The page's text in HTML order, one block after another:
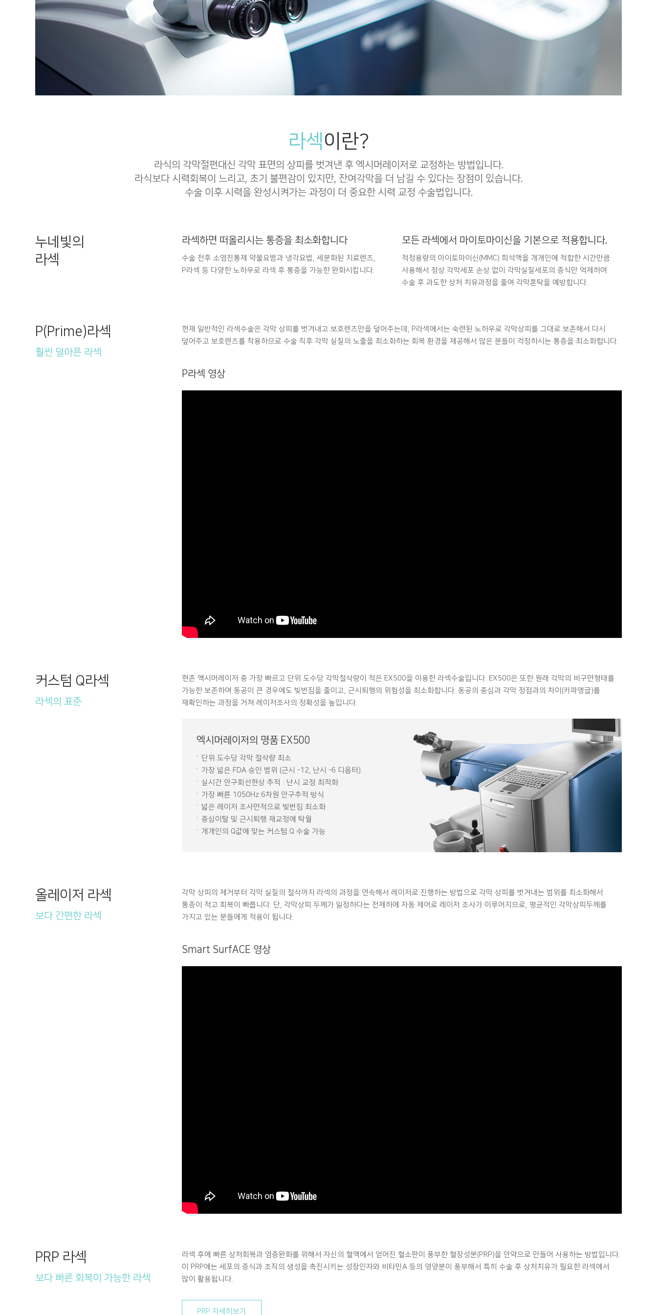
라섹이란?
라식의 각막절편대신 각막 표면의 상피를 벗겨낸 후 엑시머레이저로 교정하는 방법입니다.
라식보다 시력회복이 느리고, 초기 불편감이 있지만, 잔여각막을 더 남길 수 있다는 장점이 있습니다.
수술 이후 시력을 완성시켜가는 과정이 더 중요한 시력 교정 수술법입니다.
누네빛의
라섹
라섹하면 떠올리시는 통증을 최소화합니다
수술 전후 소염진통제 약물요범과 냉각요법, 세분화된 치료렌즈,
P라섹 등 다양한 노하우로 라섹 후 통증을 가능한 완화시킵니다.
모든 라섹에서 마이토마이신을 기본으로 적용합니다.
적정용량의 마이토마이신(MMC) 희석액을 개개인에 적합한 시간만큼
사용해서 정상 각막세포 손상 없이 각막실질세포의 증식만 억제하여
수술 후 과도한 상처 치유과정을 줄여 각막혼탁을 예방합니다.
P(Prime)라섹
훨씬 덜아픈 라섹
현재 일반적인 라섹수술은 각막 상피를 벗겨내고 보호렌즈만을 덮어주는데, P라섹에서는 숙련된 노하우로 각막상피를 그대로 보존해서 다시
덮어주고 보호렌즈를 착용하므로 수술 직후 각막 실질의 노출을 최소화하는 회복 환경을 제공해서 많은 분들이 걱정하시는 통증을 최소화합니다.
P라섹 영상
커스텀 Q라섹
라섹의 표준
현존 엑시머레이저 중 가장 빠르고 단위 도수당 각막절삭량이 적은 EX500을 이용한 라섹수술입니다. EX500은 또한 원래 각막의 비구면형태를
가능한 보존하여 동공이 큰 경우에도 빛번짐을 줄이고, 근시퇴행의 위험성을 최소화합니다. 동공의 중심과 각막 정점과의 차이(카파앵글)를
재확인하는 과정을 거쳐 레이저조사의 정확성을 높입니다.
엑시머레이저의 명품 EX500
단위 도수당 각막 절삭량 최소
가장 넓은 FDA 승인 범위 (근시 -12, 난시 -6 디옵터).
실시간 안구회선현상 추적 : 난시 교정 최적화
가장 빠른 1050Hz 6차원 안구추적 방식
넓은 레이저 조사면적으로 빛번짐 최소화
중심이탈 및 근시퇴행 재교정에 탁월
개개인의 Q값에 맞는 커스텀 Q 수술 가능
올레이저 라섹
보다 간편한 라섹
각막 상피의 제거부터 각막 실질의 절삭까지 라섹의 과정을 연속해서 레이저로 진행하는 방법으로 각막 상피를 벗겨내는 범위를 최소화해서
통증이 적고 회복이 빠릅니다. 단, 각막상피 두께가 일정하다는 전제하에 자동 제어로 레이저 조사가 이루어지므로, 평균적인 각막상피두께를
가지고 있는 분들에게 적용이 됩니다.
Smart SurfACE 영상
PRP 라섹
보다 빠른 회복이 가능한 라섹
라섹 후에 빠른 상처회복과 염증완화를 위해서 자신의 혈액에서 얻어진 혈소판이 풍부한 혈장성분(PRP)을 안약으로 만들어 사용하는 방법입니다.
이 PRP에는 세포의 증식과 조직의 생성을 촉진시키는 성장인자와 비타민A 등의 영양분이 풍부해서 특히 수술 후 상처치유가 필요한 라섹에서
많이 활용됩니다.
PRP 자세히보기